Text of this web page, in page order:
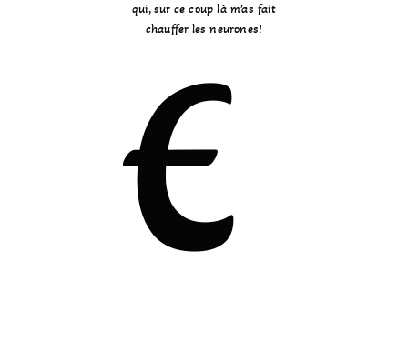
qui, sur ce coup là m’as fait
chauffer les neurones!
E